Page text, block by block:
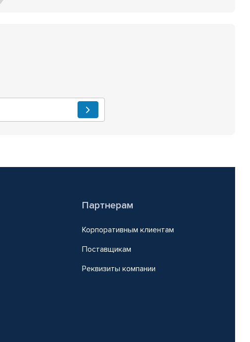
Партнерам
Корпоративным клиентам
Поставщикам
Реквизиты компании